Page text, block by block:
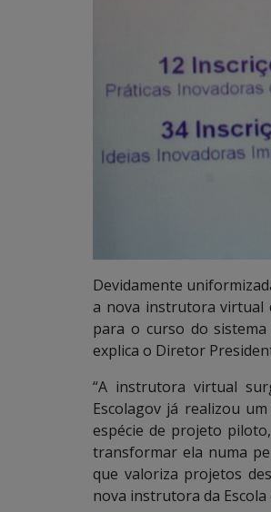
Devidamente
a nova instrutora virtual
para o curso do
explica o Diretor
“A instrutora virtual
Escolagov já realizou
espécie de projeto
transformar ela numa
que valoriza projetos
nova instrutora da